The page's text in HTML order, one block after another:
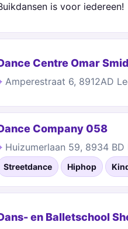
is voor iedereen!
Centre Omar
Amperestraat 6, 8912AD
Company 058
Huizumerlaan 59, 8934 BD
Streetdance Hiphop
en Balletschool